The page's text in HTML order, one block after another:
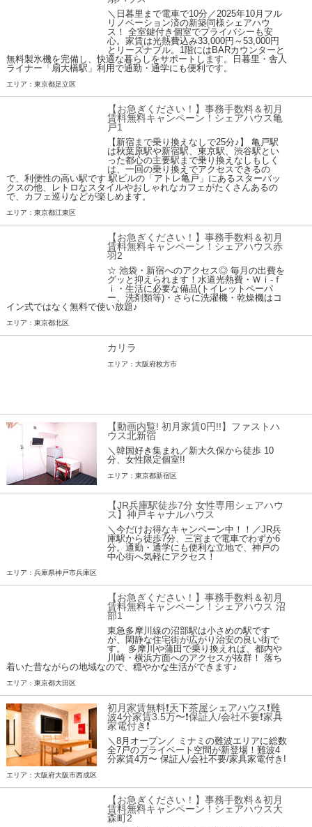
＼日暮里まで電車で10分／2025年10月フル
リノベーション済の新築同様シェアハウ
ス！ 全室鍵付き個室でプライバシーも安
心。家賃は光熱費込み33,000円～53,000円
とリーズナブル。1階にはBARカウンターと
無料製氷機を完備し、快適な暮らしをサポートします。日暮里・舎人
ライナー「扇大橋駅」利用で通勤・通学にも便利です。
エリア：東京都足立区
【お急ぎください！】事務手数料＆初月
賃料無料キャンペーン！シェアハウス亀
戸1
【新宿まで乗り換えなしで25分♪】 亀戸駅
は秋葉原駅や新宿駅、東京駅、渋谷駅とい
った都心の主要駅まで乗り換えなしもしく
は、一回の乗り換えでアクセスできるの
で、利便性の高い駅です 駅ビルの「アトレ亀戸」にあるスターバッ
クスの他、レトロなスタイルやおしゃれなカフェがたくさんあるの
で、カフェ巡りなどが楽しめます。
エリア：東京都江東区
【お急ぎください！】事務手数料＆初月
賃料無料キャンペーン！シェアハウス赤
羽2
☆ 池袋・新宿へのアクセス◎ 毎月の出費を
グッと抑えられます！水道光熱費・Ｗｉ-ｆ
ｉ・生活に必要な備品(トイレットペーパ
ー、洗剤類等)・さらに洗濯機・乾燥機はコ
イン式ではなく無料で使い放題♪
エリア：東京都北区
カリラ
エリア：大阪府枚方市
【動画内覧! 初月家賃0円!!】ファストハ
ウス北新宿
＼韓国好き集まれ／新大久保から徒歩 10
分、女性限定個室!!
エリア：東京都新宿区
【JR兵庫駅徒歩7分 女性専用シェアハウ
ス】神戸キャナルハウス
＼今だけお得なキャンペーン中！！／JR兵
庫駅から徒歩7分、三宮まで電車でわずか6
分。通勤・通学にも便利な立地で、神戸の
中心街へ気軽にアクセス！
エリア：兵庫県神戸市兵庫区
【お急ぎください！】事務手数料＆初月
賃料無料キャンペーン！シェアハウス 沼
部1
東急多摩川線の沼部駅は小さめの駅です
が、閑静な住宅街が広がり治安の良い街で
す。 多摩川や蒲田で乗り換えれば、都内や
川崎・横浜方面へのアクセスが抜群！ 落ち
着いた昔ながらの地域なので、穏やかな生活ができます♪
エリア：東京都大田区
初月家賃無料❗️天下茶屋シェアハウス❗️難
波4分家賃3.5万〜❗️保証人/会社不要❗️家具
家電付き❗
＼8月オープン／ ミナミの難波エリアに総数
全7戸のプライベート空間が新登場！難波4
分家賃4万〜 保証人/会社不要/家具家電付き!
エリア：大阪府大阪市西成区
【お急ぎください！】事務手数料＆初月
賃料無料キャンペーン！シェアハウス大
森町2